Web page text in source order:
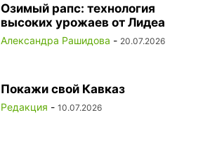
Озимый рапс: технология
высоких урожаев от Лидеа
Александра Рашидова - 20.07.2026
Покажи свой Кавказ
Редакция - 10.07.2026